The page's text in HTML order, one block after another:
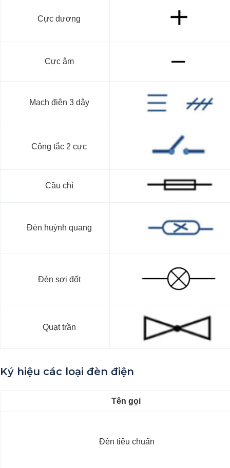
Cực dương
Cực âm
Mạch điện 3 dây
Công tắc 2 cực
Cầu chì
Đèn huỳnh quang
Đèn sợi đốt
Quạt trần
Ký hiệu các loại đèn điện
Tên gọi
Đèn tiêu chuẩn